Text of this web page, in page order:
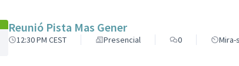
Reunió Pista Mas Gener
12:30 PM CEST Presencial 0 Mira-